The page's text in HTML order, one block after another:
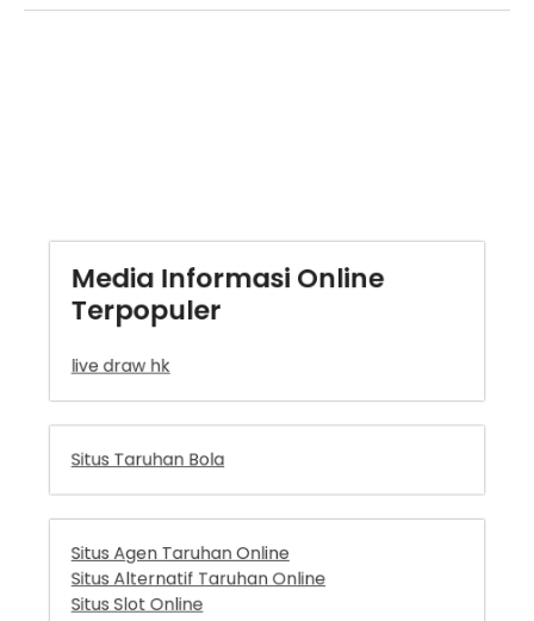
Situs Taruhan Bola
Situs Alternatif Taruhan Online
Situs Slot Online
Situs Resmi Togel Online
Slot Online Resmi
Slot Online